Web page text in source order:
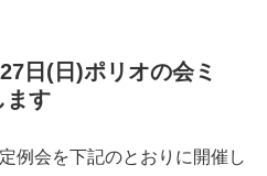
日(日)ポリオの会ミ
ます
例会を下記のとおりに開催し